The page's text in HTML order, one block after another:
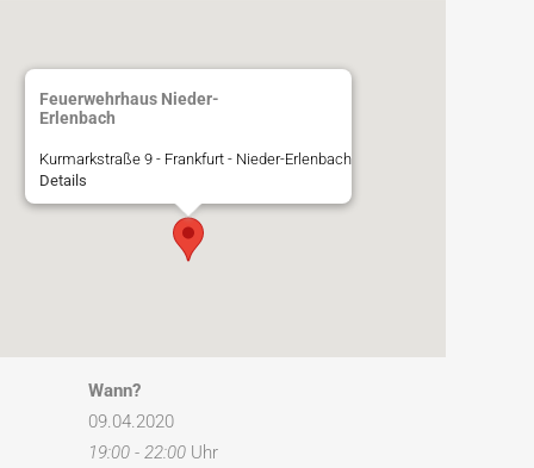
Feuerwehrhaus Nieder-
Erlenbach
Kurmarkstraße 9 - Frankfurt - Nieder-Erlenbach
Details
Wann?
09.04.2020
19:00 - 22:00 Uhr